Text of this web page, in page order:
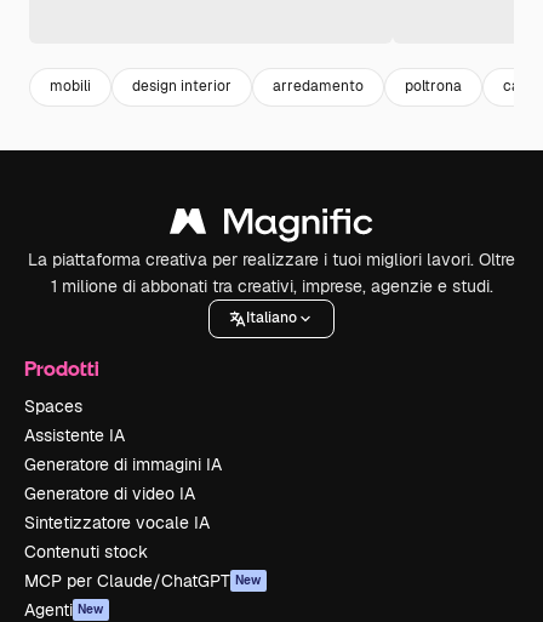
mobili design interior arredamento poltrona casa
La piattaforma creativa per realizzare i tuoi migliori lavori. Oltre
1 milione di abbonati tra creativi, imprese, agenzie e studi.
Italiano
Prodotti
Spaces
Assistente IA
Generatore di immagini IA
Generatore di video IA
Sintetizzatore vocale IA
Contenuti stock
MCP per Claude/ChatGPT New
Agenti New